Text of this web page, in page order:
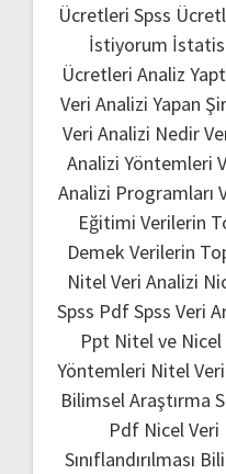
Ücretleri Spss
İstiyorum
Ücretleri Analiz
Veri Analizi Yapan
Veri Analizi Nedir
Analizi Yöntemleri
Analizi Programları
Eğitimi Verilerin
Demek Verilerin
Nitel Veri Analizi
Spss PdfSpss Veri
Ppt Nitel ve Nicel
Yöntemleri Nitel
Bilimsel Araştırma
Pdf Nicel
Sınıflandırılması